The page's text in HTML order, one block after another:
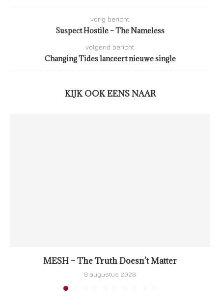
vorig bericht
Suspect Hostile – The Nameless
volgend bericht
Changing Tides lanceert nieuwe single
KIJK OOK EENS NAAR
MESH – The Truth Doesn’t Matter
9 augustus 2026